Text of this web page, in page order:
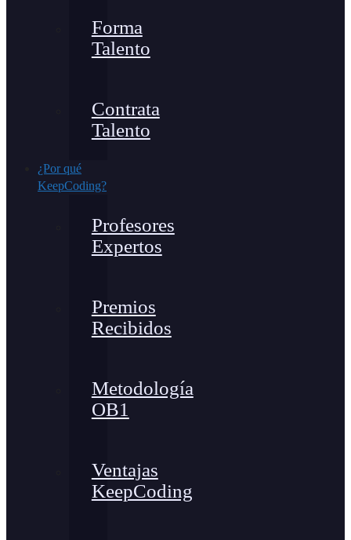
Forma
Talento
Contrata
Talento
¿Por qué
KeepCoding?
Profesores
Expertos
Premios
Recibidos
Metodología
OB1
Ventajas
KeepCoding